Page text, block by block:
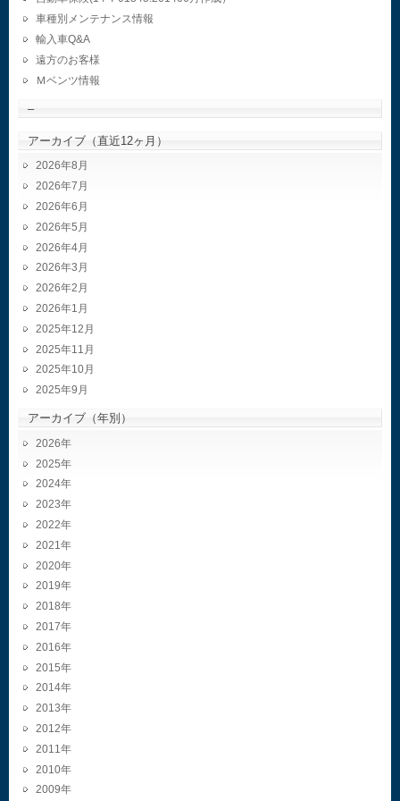
車種別メンテナンス情報
輸入車Q&A
遠方のお客様
Ｍベンツ情報
–
アーカイブ（直近12ヶ月）
2026年8月
2026年7月
2026年6月
2026年5月
2026年4月
2026年3月
2026年2月
2026年1月
2025年12月
2025年11月
2025年10月
2025年9月
アーカイブ（年別）
2026
2025
2024
2023
2022
2021
2020
2019
2018
2017
2016
2015
2014
2013
2012
2011
2010
2009